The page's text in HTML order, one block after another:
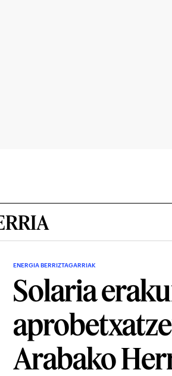
ENERGIA BERRIZTAGARRIAK
Solaria
Arabako